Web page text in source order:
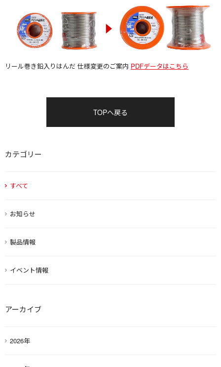
カテゴリー
すべて
お知らせ
製品情報
イベント情報
アーカイブ
2026年
リール巻き鉛入りはんだ 仕様変更のご案内 PDFデータはこちら
TOPへ戻る